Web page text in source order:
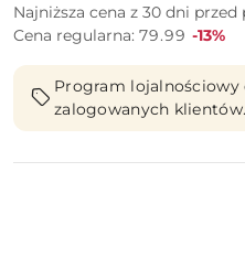
Najniższa cena z 30 dni przed
Cena regularna: 79.99 Rabat:
-13%
Program
zalogowanych klientów.